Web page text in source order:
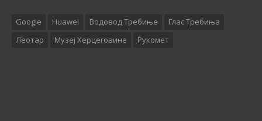
Google Huawei Водовод Требиње
Глас Требиња
Леотар
Музеј Херцеговине Рукомет